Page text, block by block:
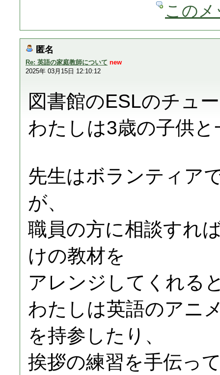
この
匿名
Re: 英語の家庭教師について new
2025年 03月15日 12:10:12
図書館のESLのチュ
わたしは3歳の子供
先生はボランティア
が、
職員の方に相談すれ
けの教材を
アレンジしてくれる
わたしは英語のアニ
を持参したり、
挨拶の練習を手伝っ